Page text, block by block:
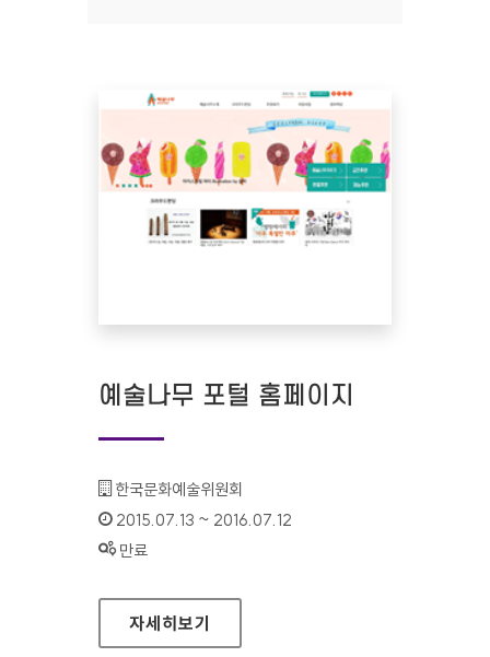
예술나무 포털 홈페이지
기관명 :
한국문화예술위원회
인증기간 :
2015.07.13 ~ 2016.07.12
상태 :
만료
예술나무 포털 홈페이지
자세히보기